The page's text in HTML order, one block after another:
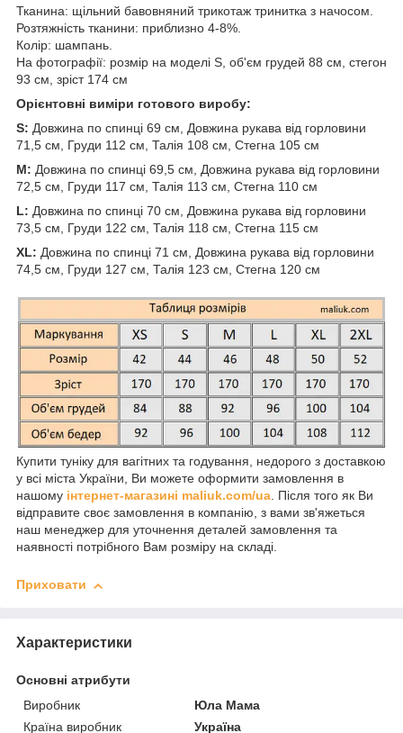
Тканина: щільний бавовняний трикотаж тринитка з начосом.
Розтяжність тканини: приблизно 4-8%.
Колір: шампань.
На фотографії: розмір на моделі S, об'єм грудей 88 см, стегон
93 см, зріст 174 см
Орієнтовні виміри готового виробу:
S: Довжина по спинці 69 см, Довжина рукава від горловини
71,5 см, Груди 112 см, Талія 108 см, Стегна 105 см
M: Довжина по спинці 69,5 см, Довжина рукава від горловини
72,5 см, Груди 117 см, Талія 113 см, Стегна 110 см
L: Довжина по спинці 70 см, Довжина рукава від горловини
73,5 см, Груди 122 см, Талія 118 см, Стегна 115 см
XL: Довжина по спинці 71 см, Довжина рукава від горловини
74,5 см, Груди 127 см, Талія 123 см, Стегна 120 см
Купити туніку для вагітних та годування, недорого з доставкою
у всі міста України, Ви можете оформити замовлення в
нашому інтернет-магазині maliuk.com/ua. Після того як Ви
відправите своє замовлення в компанію, з вами зв'яжеться
наш менеджер для уточнення деталей замовлення та
наявності потрібного Вам розміру на складі.
Приховати
Характеристики
Основні атрибути
Виробник
Юла Мама
Країна виробник
Україна